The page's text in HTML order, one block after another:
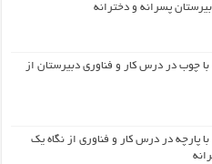
پسرانه و دخترانه
چوب در درس کار و فناوری دبیرستان از
پارچه در درس کار و فناوری از نگاه یک